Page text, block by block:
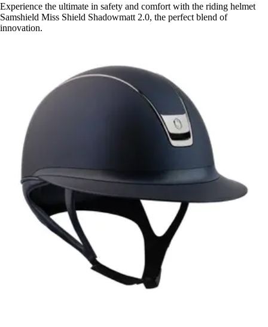
Experience the ultimate in safety and comfort with the riding helmet
Samshield Miss Shield Shadowmatt 2.0, the perfect blend of
innovation.